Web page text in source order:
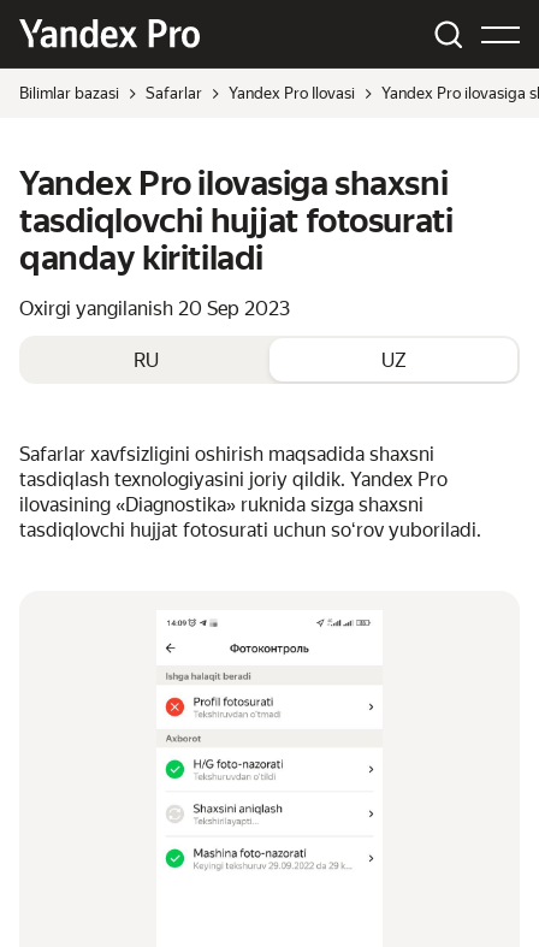
Bilimlar bazasi Safarlar Yandex Pro Ilovasi Yandex Pro ilovasiga
Yandex Pro ilovasiga shaxsni
tasdiqlovchi hujjat fotosurati
qanday kiritiladi
Oxirgi yangilanish 20 Sep 2023
RU UZ
Safarlar xavfsizligini oshirish maqsadida shaxsni
tasdiqlash texnologiyasini joriy qildik. Yandex Pro
ilovasining «Diagnostika» ruknida sizga shaxsni
tasdiqlovchi hujjat fotosurati uchun soʻrov yuboriladi.